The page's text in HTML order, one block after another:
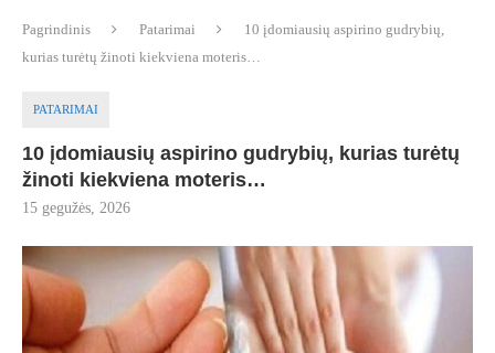
Pagrindinis Patarimai
10 įdomiausių aspirino gudrybių,
kurias turėtų žinoti kiekviena moteris…
PATARIMAI
10 įdomiausių aspirino gudrybių, kurias turėtų
žinoti kiekviena moteris…
15 gegužės, 2026